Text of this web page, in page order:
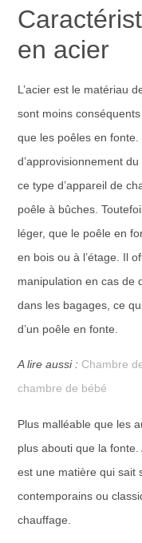
en acier
L’acier est le matériau
sont moins
que les poêles en
d’approvisionnement
ce type d’appareil de
poêle à bûches.
léger, que le poêle en
en bois ou à l’étage. Il
manipulation en cas de
dans les bagages, ce
d’un poêle en fonte.
A lire aussi : Chambre
chambre de bébé
Plus malléable que les
plus abouti que la fonte.
est une matière qui sait
contemporains ou
chauffage.